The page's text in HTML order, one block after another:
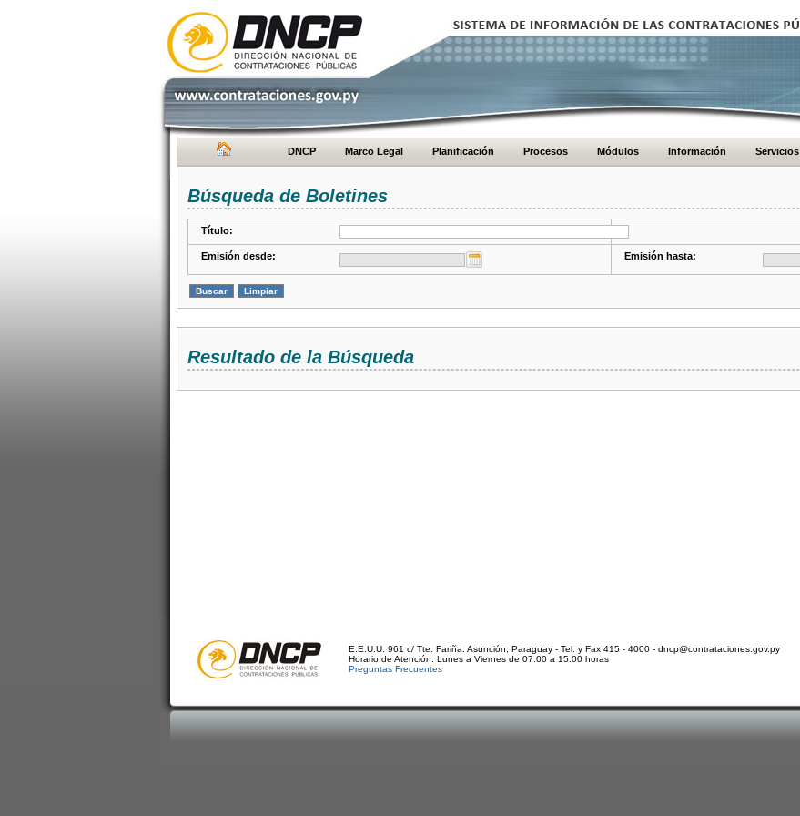
DNCP Marco Legal Planificación Procesos Módulos Información Servicios
Búsqueda de Boletines
Título:
Emisión desde: Emisión hasta:
Resultado de la Búsqueda
E.E.U.U. 961 c/ Tte. Fariña. Asunción, Paraguay - Tel. y Fax 415 - 4000 - dncp@contrataciones.gov.py
Horario de Atención: Lunes a Viernes de 07:00 a 15:00 horas
Preguntas Frecuentes